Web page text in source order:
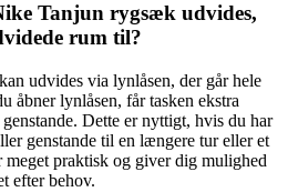
Tanjun rygsæk udvides,
rum til?
udvides via lynlåsen, der går hele
åbner lynlåsen, får tasken ekstra
Dette er nyttigt, hvis du har
genstande til en længere tur eller et
praktisk og giver dig mulighed
efter behov.